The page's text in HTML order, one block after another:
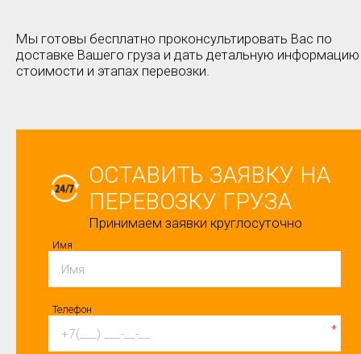
Мы готовы бесплатно проконсультировать Вас по
доставке Вашего груза и дать детальную
стоимости и этапах перевозки.
ОСТАВИТЬ ЗАЯВКУ НА
ПЕРЕВОЗКУ ГРУЗА
Принимаем заявки круглосуточно
Имя
Телефон
*